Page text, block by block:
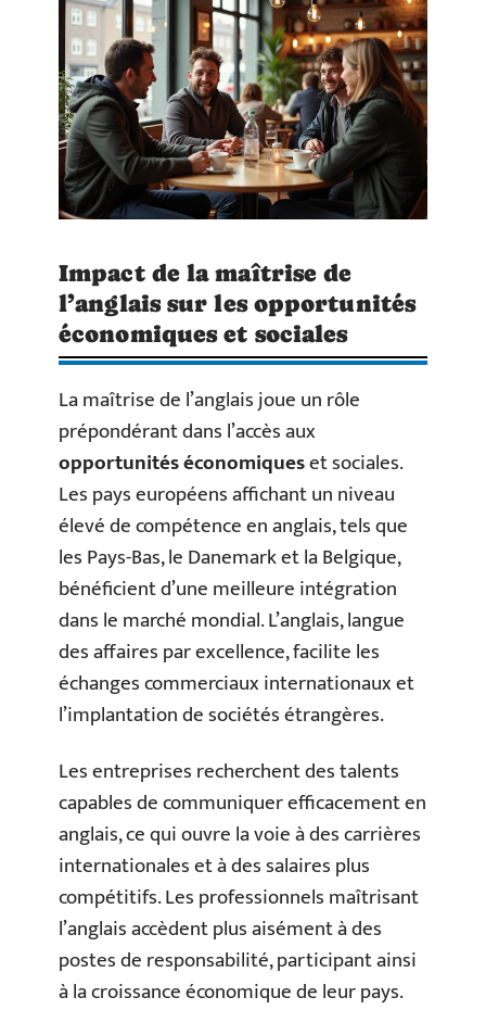
Impact de la maîtrise de
l’anglais sur les opportunités
économiques et sociales
La maîtrise de l’anglais joue un rôle
prépondérant dans l’accès aux
opportunités économiqueset sociales.
Les pays européens affichant un niveau
élevé de compétence en anglais, tels que
les Pays-Bas, le Danemark et la Belgique,
bénéficient d’une meilleure intégration
dans le marché mondial. L’anglais, langue
des affaires par excellence, facilite les
échanges commerciaux internationaux et
l’implantation de sociétés étrangères.
Les entreprises recherchent des talents
capables de communiquer efficacement en
anglais, ce qui ouvre la voie à des carrières
internationales et à des salaires plus
compétitifs. Les professionnels maîtrisant
l’anglais accèdent plus aisément à des
postes de responsabilité, participant ainsi
à la croissance économique de leur pays.